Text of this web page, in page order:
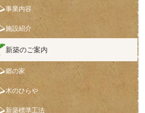
事業内容
施設紹介
新築のご案内
郷の家
木のひらや
新築標準工法